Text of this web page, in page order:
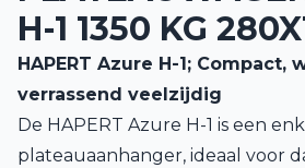
H-1 1350 KG
HAPERT Azure H-1; Compact,
verrassend veelzijdig
De HAPERT Azure H-1 is een
plateauaanhanger, ideaal voor